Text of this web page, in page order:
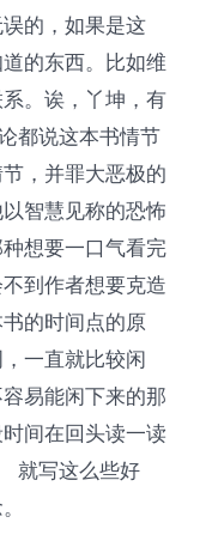
的，如果是这
的东西。比如维
。诶，丫坤，有
都说这本书情节
，并罪大恶极的
智慧见称的恐怖
想要一口气看完
到作者想要克造
的时间点的原
一直就比较闲
易能闲下来的那
间在回头读一读
就写这么些好